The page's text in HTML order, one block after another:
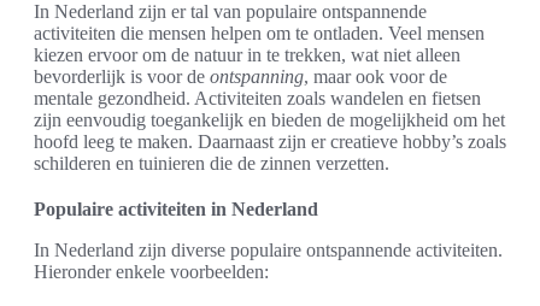
In Nederland zijn er tal van populaire ontspannende
activiteiten die mensen helpen om te ontladen. Veel mensen
kiezen ervoor om de natuur in te trekken, wat niet alleen
bevorderlijk is voor de ontspanning, maar ook voor de
mentale gezondheid. Activiteiten zoals wandelen en fietsen
zijn eenvoudig toegankelijk en bieden de mogelijkheid om het
hoofd leeg te maken. Daarnaast zijn er creatieve hobby’s zoals
schilderen en tuinieren die de zinnen verzetten.
Populaire activiteiten in Nederland
In Nederland zijn diverse populaire ontspannende activiteiten.
Hieronder enkele voorbeelden: